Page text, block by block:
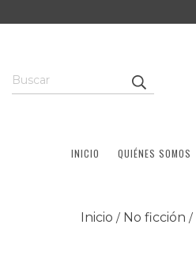
INICIO QUIÉNES SOMOS
Inicio / No ficción /